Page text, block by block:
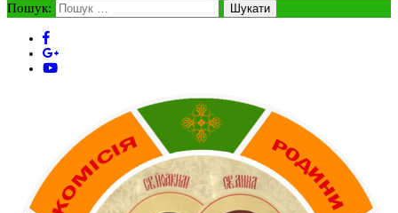
Пошук: